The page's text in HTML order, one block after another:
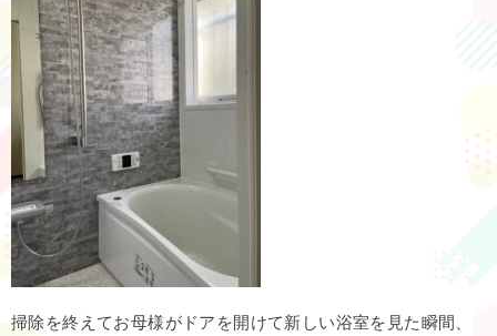
掃除を終えてお母様が ドアを開けて新しい浴室を見た瞬間、